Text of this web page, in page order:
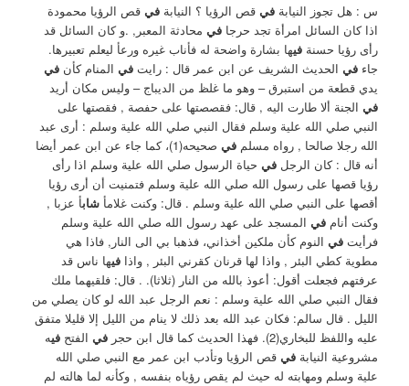
س : هل تجوز النيابةفي قص الرؤيا ؟ ‏النيابةفي قص الرؤيا محمودة
اذا كان السائل امرأة تجد حرجافي محادثة المعبر, .و كان السائل قد
رأى رؤيا حسنةفيها بشارة واضحة له فأناب غيره ورعأ ليعلم تعبيرها.
‏جاءفي الحديث الشريف عن ابن عمر قال : رايتفي المنام كأ‏نفي
يدي قطعة من استبرق – وهو ما غلظ من الديباج – وليس مكان أريد
في الجنة ألا طارت اليه , قال: فقصصتها على حفصة , فقصتها على
النبي صلي الله علية وسلم فقال النبي صلي الله علية وسلم : أرى عبد
الله رجلا صالحا , رواه مسلمفي
صحيحه(1)، كما جاء عن ابن عمر أيضا
أنه قال : ‏كان الرجلفي حياة الرسول صلي الله علية وسلم اذا رأى
رؤيا قصها على رسول الله صلي الله علية وسلم فتمنيت أن أرى رؤيا
أقصها على النبي صلي الله علية وسلم . ‏قال: وكنت غلامأشابأ عزبا ,
وكنت أنامفي المسجد على عهد رسول الله صلي الله علية وسلم
فرأيتفي النوم كأن ملكين أخذاني، فذهبا بي الى النار, فاذا هي
مطوية كطي البئر , واذا لها قرنان كقرني البئر , واذافيها ناس قد
عرفتهم فجعلت أقول: أعوذ بالله من النار (ثلاثا). . قال: فلقيهما ملك
فقال ‏النبي صلي الله علية وسلم : نعم الرجل عبد الله لو كان يصلي من
الليل ‏. ‏قال سالم: فكان عبد الله بعد ذلك لا ينام من الليل إلا قليلا متفق
عليه واللفظ للبخاري(2). فهذا الحديث كما قال ابن حجر
في الفتحفيه
مشروعية النيابةفي قص الرؤيا وتأدب ابن عمر مع النبي صلي الله
علية وسلم ومهابته له حيث لم يقص رؤياه بنفسه , وكأنه لما هالته لم